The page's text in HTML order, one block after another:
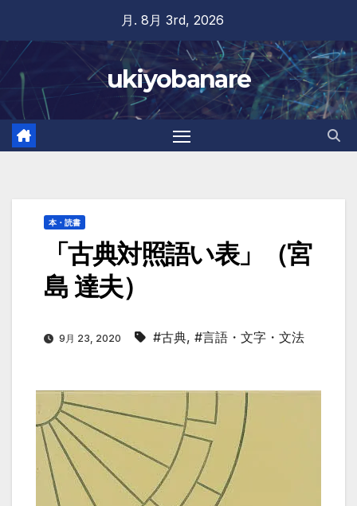
content
月. 8月 3rd, 2026
ukiyobanare
本・読書
「古典対照語い表」（宮
島 達夫）
9月 23, 2020 #古典, #言語・文字・文法